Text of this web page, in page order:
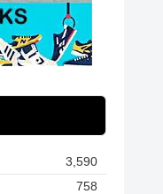
3,590
758